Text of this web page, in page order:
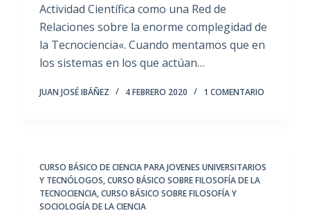
Actividad Científica como una Red de
Relaciones sobre la enorme complegidad de
la Tecnociencia«. Cuando mentamos que en
los sistemas en los que actúan…
JUAN JOSÉ IBÁÑEZ 4 FEBRERO 2020 1 COMENTARIO
CURSO BÁSICO DE CIENCIA PARA JOVENES UNIVERSITARIOS
Y TECNÓLOGOS,CURSO BÁSICO SOBRE FILOSOFÍA DE LA
TECNOCIENCIA,CURSO BÁSICO SOBRE FILOSOFÍA Y
SOCIOLOGÍA DE LA CIENCIA